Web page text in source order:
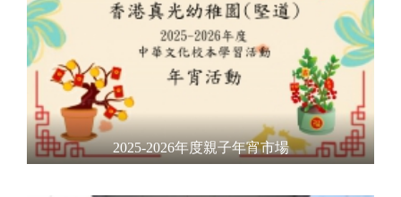
2025-2026年度親子年宵市場